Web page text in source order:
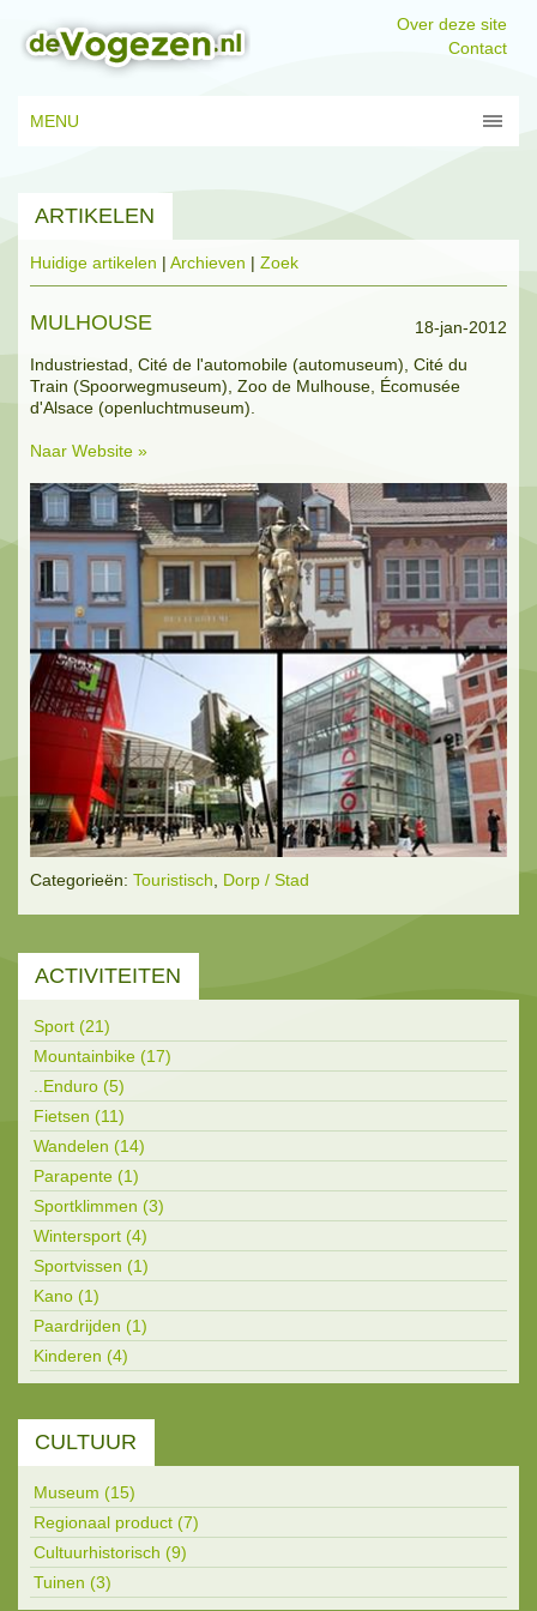
Over deze site
Contact
MENU
ARTIKELEN
Huidige artikelen | Archieven | Zoek
MULHOUSE
18-jan-2012
Industriestad, Cité de l'automobile (automuseum), Cité du
Train (Spoorwegmuseum), Zoo de Mulhouse, Écomusée
d'Alsace (openluchtmuseum).
Naar Website »
Categorieën: Touristisch Dorp / Stad
ACTIVITEITEN
Sport (21)
Mountainbike (17)
..Enduro (5)
Fietsen (11)
Wandelen (14)
Parapente (1)
Sportklimmen (3)
Wintersport (4)
Sportvissen (1)
Kano (1)
Paardrijden (1)
Kinderen (4)
CULTUUR
Museum (15)
Regionaal product (7)
Cultuurhistorisch (9)
Tuinen (3)